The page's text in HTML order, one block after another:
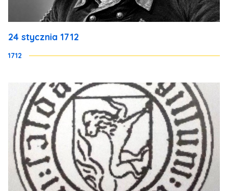
24 stycznia 1712
1712